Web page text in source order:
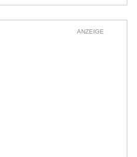
ANZEIGE